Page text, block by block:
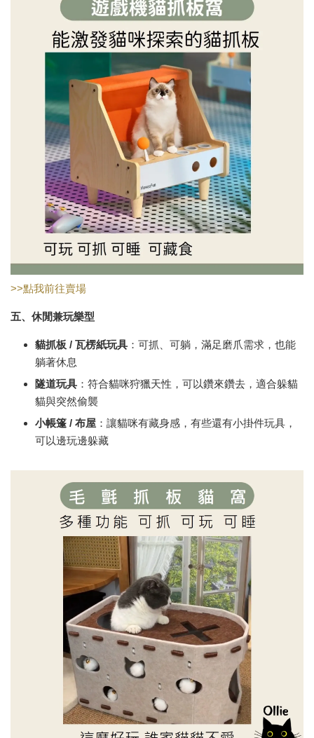
>>點我前往賣場
五、休閒兼玩樂型
貓抓板 / 瓦楞紙玩具 ：可抓、可躺，滿足磨爪需求，也能
躺著休息
隧道玩具 ：符合貓咪狩獵天性，可以鑽來鑽去，適合躲貓
貓與突然偷襲
小帳篷 / 布屋 ：讓貓咪有藏身感，有些還有小掛件玩具，
可以邊玩邊躲藏